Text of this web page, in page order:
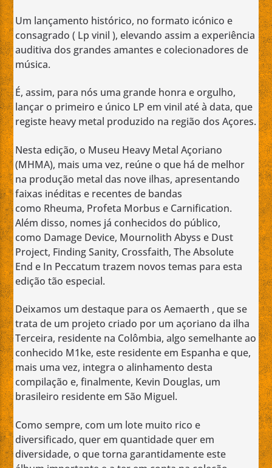
Um lançamento histórico, no formato icónico e
consagrado ( Lp vinil ), elevando assim a experiência
auditiva dos grandes amantes e colecionadores de
música.
É, assim, para nós uma grande honra e orgulho,
lançar o primeiro e único LP em vinil até à data, que
registe heavy metal produzido na região dos Açores.
Nesta edição, o Museu Heavy Metal Açoriano
(MHMA), mais uma vez, reúne o que há de melhor
na produção metal das nove ilhas, apresentando
faixas inéditas e recentes de bandas
como Rheuma, Profeta Morbus e Carnification.
Além disso, nomes já conhecidos do público,
como Damage Device, Mournolith Abyss e Dust
Project, Finding Sanity, Crossfaith, The Absolute
End e In Peccatum trazem novos temas para esta
edição tão especial.
Deixamos um destaque para os Aemaerth , que se
trata de um projeto criado por um açoriano da ilha
Terceira, residente na Colômbia, algo semelhante ao
conhecido M1ke, este residente em Espanha e que,
mais uma vez, integra o alinhamento desta
compilação e, finalmente, Kevin Douglas, um
brasileiro residente em São Miguel.
Como sempre, com um lote muito rico e
diversificado, quer em quantidade quer em
diversidade, o que torna garantidamente este